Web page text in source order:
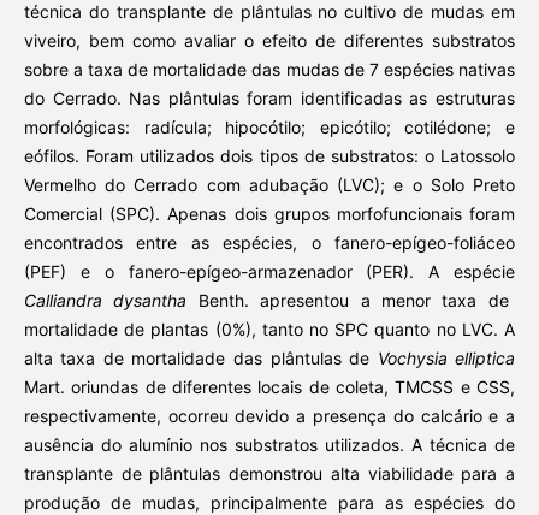
técnica do transplante de plântulas no cultivo de mudas em
viveiro, bem como avaliar o efeito de diferentes substratos
sobre a taxa de mortalidade das mudas de 7 espécies nativas
do Cerrado. Nas plântulas foram identificadas as estruturas
morfológicas: radícula; hipocótilo; epicótilo; cotilédone; e
eófilos. Foram utilizados dois tipos de substratos: o Latossolo
Vermelho do Cerrado com adubação (LVC); e o Solo Preto
Comercial (SPC). Apenas dois grupos morfofuncionais foram
encontrados entre as espécies, o fanero-epígeo-foliáceo
(PEF) e o fanero-epígeo-armazenador (PER). A espécie
Calliandra dysantha Benth. apresentou a menor taxa de
mortalidade de plantas (0%), tanto no SPC quanto no LVC. A
alta taxa de mortalidade das plântulas de Vochysia elliptica
Mart. oriundas de diferentes locais de coleta, TMCSS e CSS,
respectivamente, ocorreu devido a presença do calcário e a
ausência do alumínio nos substratos utilizados. A técnica de
transplante de plântulas demonstrou alta viabilidade para a
produção de mudas, principalmente para as espécies do